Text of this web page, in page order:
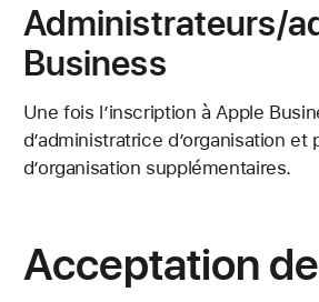
Administrateurs/
Business
Une fois l’inscription à Apple
d’administratrice d’organisation
d’organisation supplémentaires.
Acceptation